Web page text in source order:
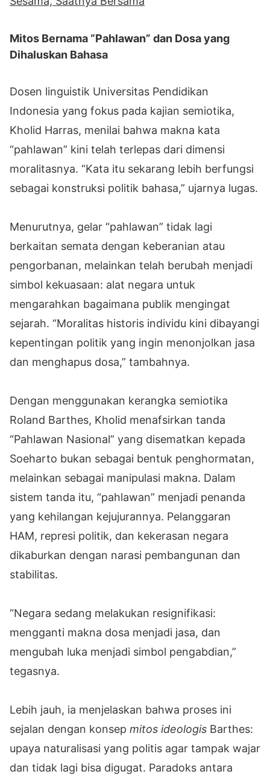
Mitos Bernama “Pahlawan” dan Dosa yang
Dihaluskan Bahasa
Dosen linguistik Universitas Pendidikan
Indonesia yang fokus pada kajian semiotika,
Kholid Harras, menilai bahwa makna kata
“pahlawan” kini telah terlepas dari dimensi
moralitasnya. “Kata itu sekarang lebih berfungsi
sebagai konstruksi politik bahasa,” ujarnya lugas.
Menurutnya, gelar “pahlawan” tidak lagi
berkaitan semata dengan keberanian atau
pengorbanan, melainkan telah berubah menjadi
simbol kekuasaan: alat negara untuk
mengarahkan bagaimana publik mengingat
sejarah. “Moralitas historis individu kini dibayangi
kepentingan politik yang ingin menonjolkan jasa
dan menghapus dosa,” tambahnya.
Dengan menggunakan kerangka semiotika
Roland Barthes, Kholid menafsirkan tanda
“Pahlawan Nasional” yang disematkan kepada
Soeharto bukan sebagai bentuk penghormatan,
melainkan sebagai manipulasi makna. Dalam
sistem tanda itu, “pahlawan” menjadi penanda
yang kehilangan kejujurannya. Pelanggaran
HAM, represi politik, dan kekerasan negara
dikaburkan dengan narasi pembangunan dan
stabilitas.
“Negara sedang melakukan resignifikasi:
mengganti makna dosa menjadi jasa, dan
mengubah luka menjadi simbol pengabdian,”
tegasnya.
Lebih jauh, ia menjelaskan bahwa proses ini
sejalan dengan konsep mitos ideologis Barthes:
upaya naturalisasi yang politis agar tampak wajar
dan tidak lagi bisa digugat. Paradoks antara